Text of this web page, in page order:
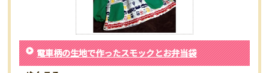
電車柄の生地で作ったスモックとお弁当袋